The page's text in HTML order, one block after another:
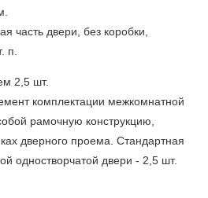
часть двери, без коробки,
п.
2,5 шт.
комплектации межкомнатной
рамочную конструкцию,
дверного проема. Стандартная
одностворчатой двери - 2,5 шт.